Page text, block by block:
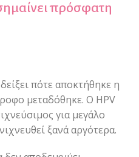
πρόσφατη
πότε αποκτήθηκε η
μεταδόθηκε. Ο HPV
για μεγάλο
ξανά αργότερα.